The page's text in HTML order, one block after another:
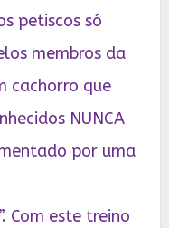
petiscos só
membros da
cachorro que
NUNCA
por uma
Com este treino